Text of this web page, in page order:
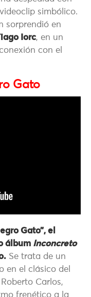
simbólico.
sorprendió en
Iorc, en un
con el
Gato
Gato”, el
álbum Inconcreto
Se trata de un
en el clásico del
Carlos,
frenético a la